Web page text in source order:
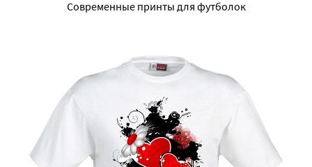
Современные принты для футболок